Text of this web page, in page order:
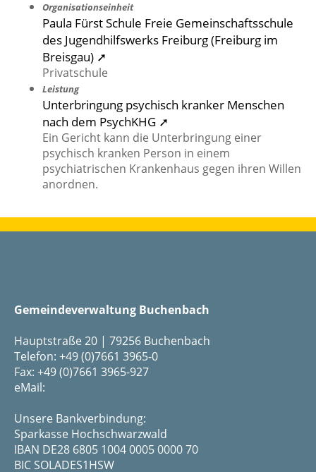
Organisationseinheit
Paula Fürst Schule Freie Gemeinschaftsschule
des Jugendhilfswerks Freiburg (Freiburg im
Breisgau) ➚
Privatschule
Leistung
Unterbringung psychisch kranker Menschen
nach dem PsychKHG ➚
Ein Gericht kann die Unterbringung einer
psychisch kranken Person in einem
psychiatrischen Krankenhaus gegen ihren Willen
anordnen.
Gemeindeverwaltung Buchenbach
Hauptstraße 20 | 79256 Buchenbach
Telefon: +49 (0)7661 3965-0
Fax: +49 (0)7661 3965-927
eMail:
Unsere Bankverbindung:
Sparkasse Hochschwarzwald
IBAN DE28 6805 1004 0005 0000 70
BIC SOLADES1HSW